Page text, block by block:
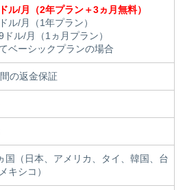
ドル/月（2年プラン＋3ヵ月無料）
ル/月（1年プラン）
ドル/月（1ヵ月プラン）
ベーシックプランの場合
の返金保証
国（日本、アメリカ、タイ、韓国、台
キシコ）